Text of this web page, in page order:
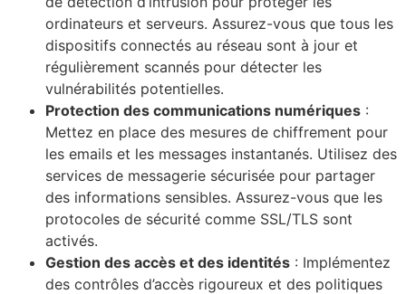
ordinateurs et serveurs. Assurez-vous que tous les
dispositifs connectés au réseau sont à jour et
régulièrement scannés pour détecter les
vulnérabilités potentielles.
Protection des communications numériques :
Mettez en place des mesures de chiffrement pour
les emails et les messages instantanés. Utilisez des
services de messagerie sécurisée pour partager
des informations sensibles. Assurez-vous que les
protocoles de sécurité comme SSL/TLS sont
activés.
Gestion des accès et des identités : Implémentez
des contrôles d’accès rigoureux et des politiques